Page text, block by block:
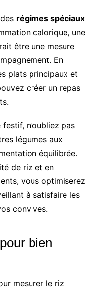
régimes spéciaux
calorique, une
être une mesure
En
plats principaux et
créer un repas
n’oubliez pas
légumes aux
équilibrée.
de riz et en
vous optimiserez
à satisfaire les
convives.
bien
mesurer le riz